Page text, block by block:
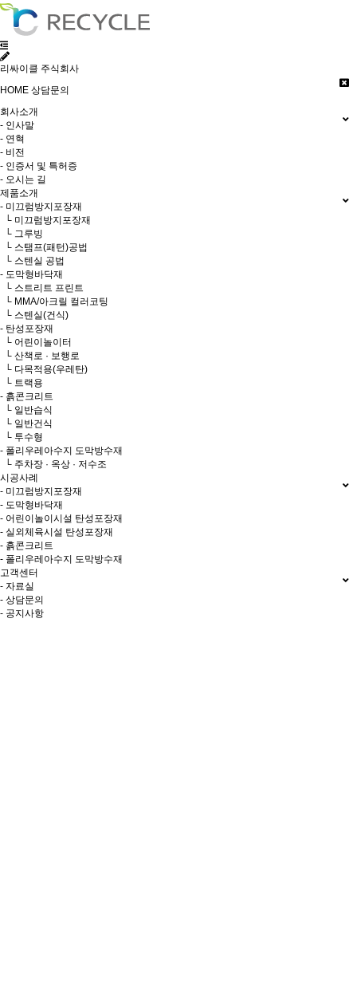
리싸이클 주식회사
HOME 상담문의
회사소개
- 인사말
- 연혁
- 비전
- 인증서 및 특허증
- 오시는 길
제품소개
- 미끄럼방지포장재
└ 미끄럼방지포장재
└ 그루빙
└ 스탬프(패턴)공법
└ 스텐실 공법
- 도막형바닥재
└ 스트리트 프린트
└ MMA/아크릴 컬러코팅
└ 스텐실(건식)
- 탄성포장재
└ 어린이놀이터
└ 산책로 · 보행로
└ 다목적용(우레탄)
└ 트랙용
- 흙콘크리트
└ 일반습식
└ 일반건식
└ 투수형
- 폴리우레아수지 도막방수재
└ 주차장 · 옥상 · 저수조
시공사례
- 미끄럼방지포장재
- 도막형바닥재
- 어린이놀이시설 탄성포장재
- 실외체육시설 탄성포장재
- 흙콘크리트
- 폴리우레아수지 도막방수재
고객센터
- 자료실
- 상담문의
- 공지사항